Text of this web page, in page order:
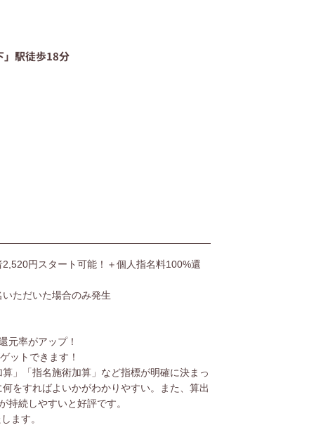
」駅徒歩18分
円スタート可能！＋個人指名料100%還
ただいた場合のみ発生
元率がアップ！
ットできます！
算」「指名施術加算」など指標が明確に決まっ
をすればよいかがわかりやすい。また、算出
持続しやすいと好評です。
ます。